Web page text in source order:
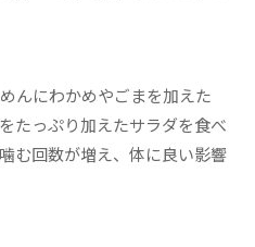
んにわかめやごまを加えた
たっぷり加えたサラダを食べ
む回数が増え、体に良い影響